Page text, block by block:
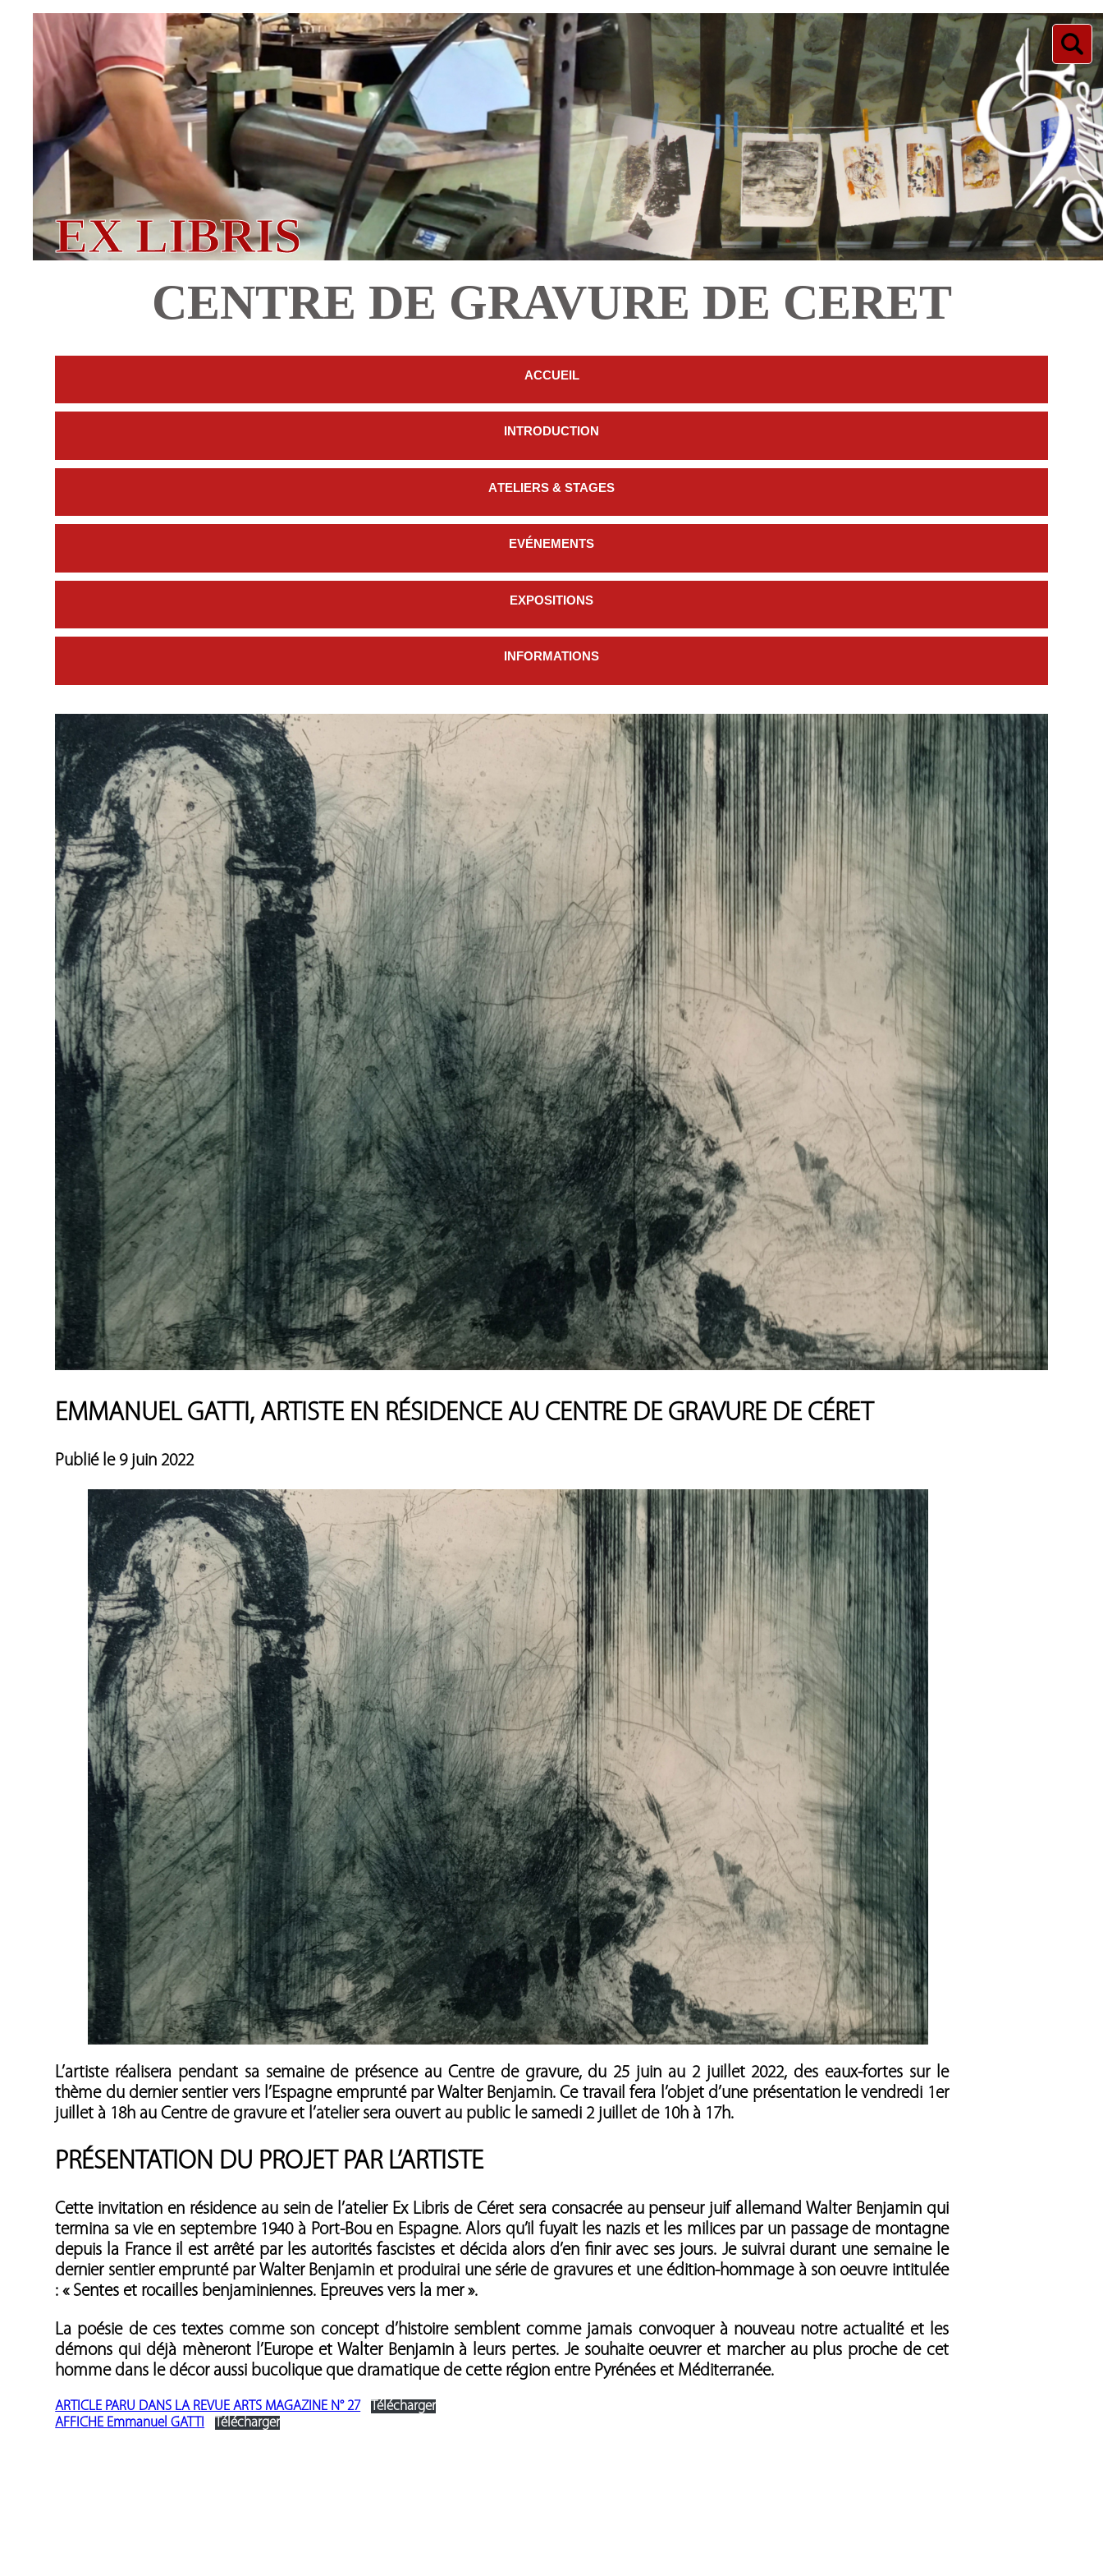
EX LIBRIS
CENTRE DE GRAVURE DE CERET
Accueil
Introduction
Ateliers & stages
Evénements
Expositions
Informations
EMMANUEL GATTI, ARTISTE EN RÉSIDENCE AU CENTRE DE GRAVURE DE CÉRET
Publié le 9 juin 2022
L’artiste réalisera pendant sa semaine de présence au Centre de gravure, du 25 juin au 2 juillet 2022, des eaux-fortes sur le
thème du dernier sentier vers l’Espagne emprunté par Walter Benjamin. Ce travail fera l’objet d’une présentation le vendredi 1er
juillet à 18h au Centre de gravure et l’atelier sera ouvert au public le samedi 2 juillet de 10h à 17h.
PRÉSENTATION DU PROJET PAR L’ARTISTE
Cette invitation en résidence au sein de l’atelier Ex Libris de Céret sera consacrée au penseur juif allemand Walter Benjamin qui
termina sa vie en septembre 1940 à Port-Bou en Espagne. Alors qu’il fuyait les nazis et les milices par un passage de montagne
depuis la France il est arrêté par les autorités fascistes et décida alors d’en finir avec ses jours. Je suivrai durant une semaine le
dernier sentier emprunté par Walter Benjamin et produirai une série de gravures et une édition-hommage à son oeuvre intitulée
: « Sentes et rocailles benjaminiennes. Epreuves vers la mer ».
La poésie de ces textes comme son concept d’histoire semblent comme jamais convoquer à nouveau notre actualité et les
démons qui déjà mèneront l’Europe et Walter Benjamin à leurs pertes. Je souhaite oeuvrer et marcher au plus proche de cet
homme dans le décor aussi bucolique que dramatique de cette région entre Pyrénées et Méditerranée.
ARTICLE PARU DANS LA REVUE ARTS MAGAZINE N° 27
Télécharger
AFFICHE Emmanuel GATTI
Télécharger